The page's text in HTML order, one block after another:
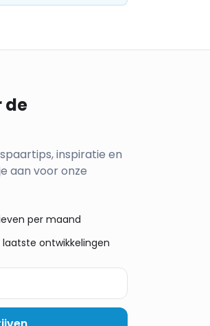
de
inspiratie en
aan voor onze
per maand
ontwikkelingen